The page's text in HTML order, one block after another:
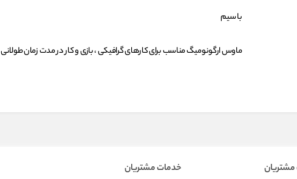
با سیم
ماوس ارگونومیگ مناسب برای کارهای گرافیکی ، بازی و کار در مدت زمان طولانی
خدمات مشتریان